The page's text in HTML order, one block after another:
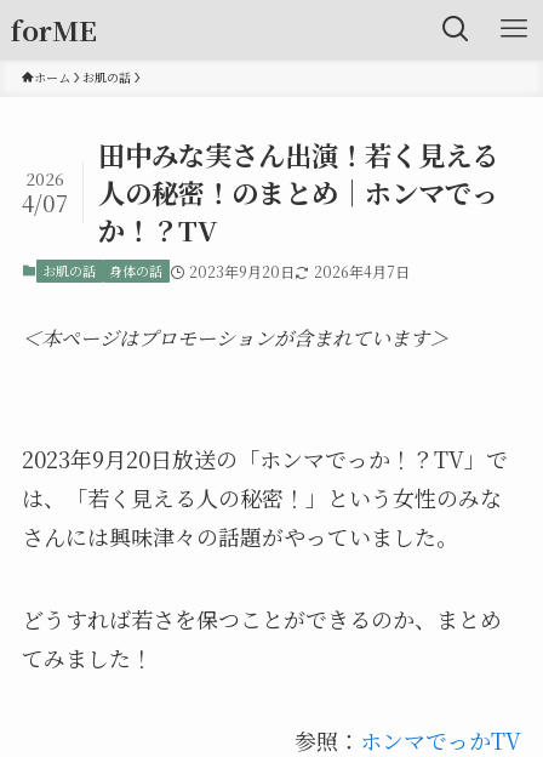
forME
ホーム お肌の話
田中みな実さん出演！若く見える
人の秘密！のまとめ｜ホンマでっ
か！？TV
2026
4/07
お肌の話 身体の話 2023年9月20日 2026年4月7日
＜本ページはプロモーションが含まれています＞
2023年9月20日放送の「ホンマでっか！？TV」で
は、「若く見える人の秘密！」という女性のみな
さんには興味津々の話題がやっていました。
どうすれば若さを保つことができるのか、まとめ
てみました！
参照： ホンマでっかTV